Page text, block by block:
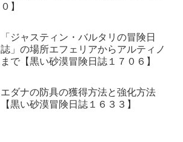
０】
「ジャスティン・バルタリの冒険日
誌」の場所エフェリアからアルティノ
まで【黒い砂漠冒険日誌１７０６】
エダナの防具の獲得方法と強化方法
【黒い砂漠冒険日誌１６３３】